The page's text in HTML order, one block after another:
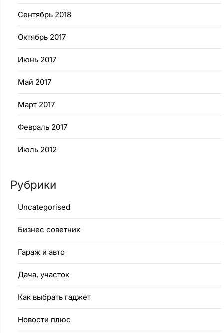
Сентябрь 2018
Октябрь 2017
Июнь 2017
Май 2017
Март 2017
Февраль 2017
Июль 2012
Рубрики
Uncategorised
Бизнес советник
Гараж и авто
Дача, участок
Как выбрать гаджет
Новости плюс